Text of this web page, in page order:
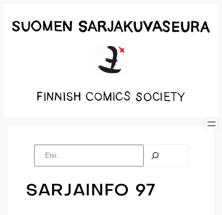
sisältöön
i
SARJAINFO 97